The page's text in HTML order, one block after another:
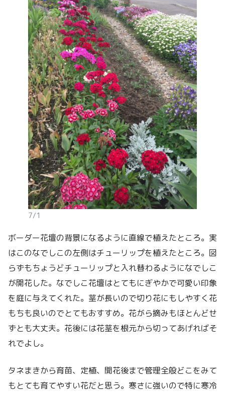
7/1
ボーダー花壇の背景になるように直線で植えたところ。実
はこのなでしこの左側はチューリップを植えたところ。図
らずもちょうどチューリップと入れ替わるようになでしこ
が開花した。なでしこ花壇はとてもにぎやかで可愛い印象
を庭に与えてくれた。茎が長いので切り花にもしやすく花
もちも良いのでとてもおすすめ。花がら摘みもほとんどせ
ずとも大丈夫。花後には花茎を根元から切ってあげればそ
れでよし。
タネまきから育苗、定植、開花後まで管理全般どこをみて
もとても育てやすい花だと思う。寒さに強いので特に寒冷